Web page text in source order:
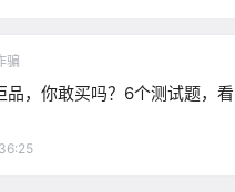
骗
品，你敢买吗？6个测试题，看